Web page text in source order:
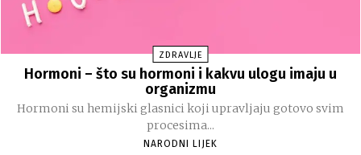
ZDRAVLJE
Hormoni – što su hormoni i kakvu ulogu imaju u
organizmu
Hormoni su hemijski glasnici koji upravljaju gotovo svim
procesima...
NARODNI LIJEK